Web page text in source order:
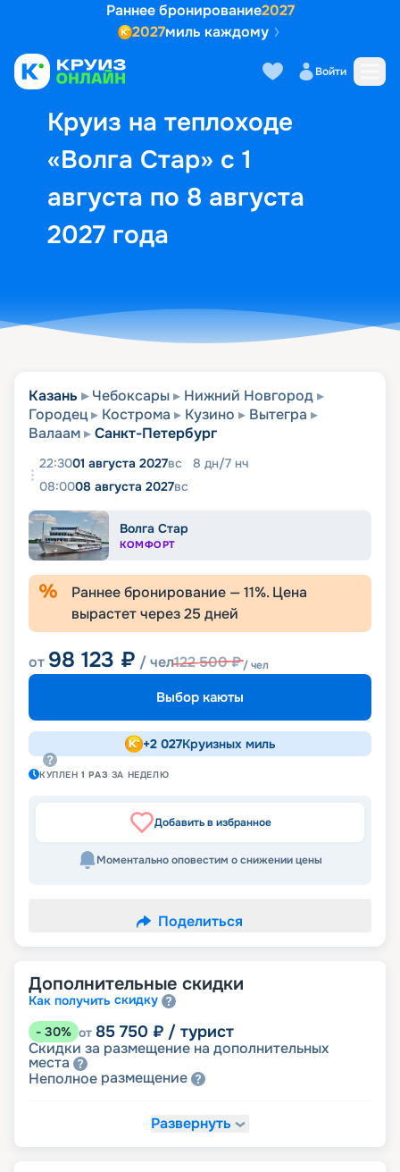
Раннее бронирование2027
2027миль каждому
Войти
Круиз на теплоходе
«Волга Стар» с 1
августа по 8 августа
2027 года
Выбор кают Маршрут и
Казань Чебоксары
Нижний Новгород
Городец
Кострома Кузино
Вытегра
Валаам
Санкт-Петербург
22:3001 августа 2027вс 8 дн/7 нч
08:0008 августа 2027вс
Волга Стар
КОМФОРТ
Раннее бронирование —11%. Цена
вырастет через25 дней
от 98 123 ₽ / чел122 500₽/ чел
Выбор каюты
+2 027Круизных миль
КУПЛЕН1 РАЗ ЗА НЕДЕЛЮ
Добавить в избранное
Моментально оповестим о снижении цены
Поделиться
Дополнительные скидки
Как получить скидку
- 30% от 85 750 ₽ / турист
Скидки за размещение на дополнительных
места
Неполное размещение
₽/ турист
Развернуть